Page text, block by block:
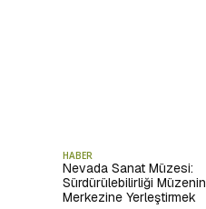
HABER
Nevada Sanat Müzesi:
Sürdürülebilirliği Müzenin
Merkezine Yerleştirmek